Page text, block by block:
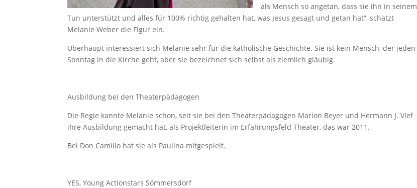
als Mensch so angetan, dass sie ihn in seinem
Tun unterstützt und alles für 100% richtig gehalten hat, was Jesus gesagt und getan hat”, schätzt
Melanie Weber die Figur ein.
Überhaupt interessiert sich Melanie sehr für die katholische Geschichte. Sie ist kein Mensch, der jeden
Sonntag in die Kirche geht, aber sie bezeichnet sich selbst als ziemlich gläubig.
Ausbildung bei den Theaterpädagogen
Die Regie kannte Melanie schon, seit sie bei den Theaterpädagogen Marion Beyer und Hermann J. Vief
ihre Ausbildung gemacht hat, als Projektleiterin im Erfahrungsfeld Theater, das war 2011.
Bei Don Camillo hat sie als Paulina mitgespielt.
YES, Young Actionstars Sömmersdorf